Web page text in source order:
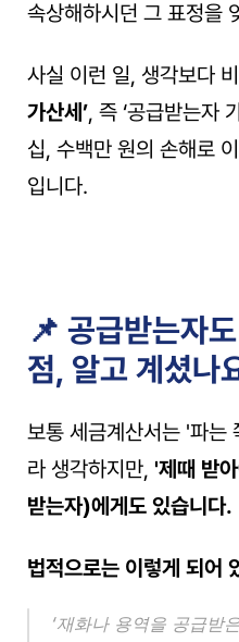
속상해하시던 그 표정을
사실 이런 일, 생각보다
가산세’, 즉 ‘공급받는자
십, 수백만 원의 손해로
입니다.
📌 공급받는자
점, 알고 계셨나
보통 세금계산서는 '파는
라 생각하지만, '제때 받
받는자)에게도 있습니다.
법적으로는 이렇게 되어
‘재화나 용역을 공급받